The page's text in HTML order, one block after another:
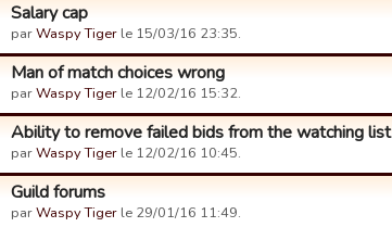
Salary cap
parWaspy Tiger le 15/03/16 23:35.
Man of match choices wrong
parWaspy Tiger le 12/02/16 15:32.
Ability to remove failed bids from the watching list
parWaspy Tiger le 12/02/16 10:45.
Guild forums
parWaspy Tiger le 29/01/16 11:49.